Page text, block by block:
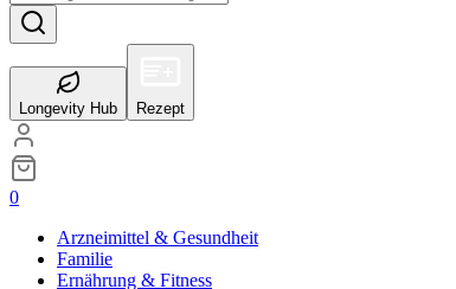
Longevity Hub Rezept
0
Arzneimittel & Gesundheit
Familie
Ernährung & Fitness